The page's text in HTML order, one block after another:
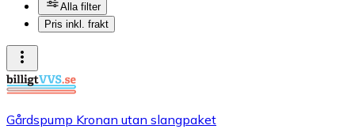
Alla filter
Pris inkl. frakt
Gårdspump Kronan utan slangpaket